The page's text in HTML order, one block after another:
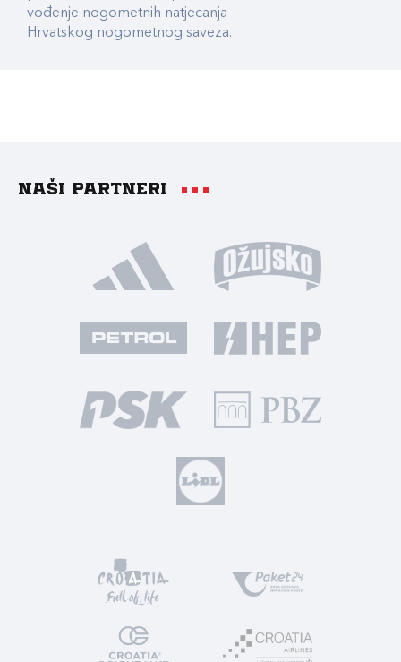
vođenje nogometnih natjecanja
Hrvatskog nogometnog saveza.
Naši partneri